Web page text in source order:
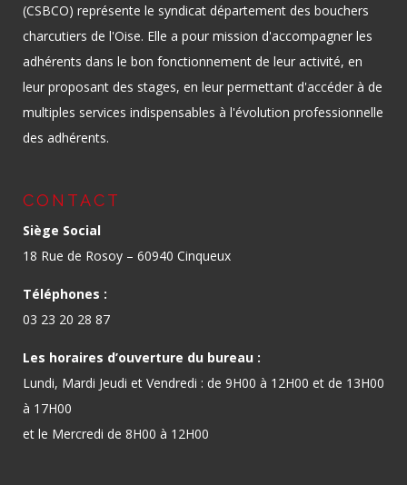
(CSBCO) représente le syndicat département des bouchers
charcutiers de l'Oise. Elle a pour mission d'accompagner les
adhérents dans le bon fonctionnement de leur activité, en
leur proposant des stages, en leur permettant d'accéder à de
multiples services indispensables à l'évolution professionnelle
des adhérents.
CONTACT
Siège Social
18 Rue de Rosoy – 60940 Cinqueux
Téléphones :
03 23 20 28 87
Les horaires d’ouverture du bureau :
Lundi, Mardi Jeudi et Vendredi : de 9H00 à 12H00 et de 13H00
à 17H00
et le Mercredi de 8H00 à 12H00